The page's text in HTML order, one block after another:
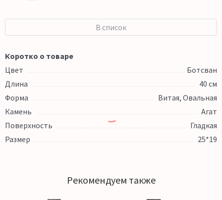
В список
Коротко о товаре
Цвет
Ботсван
Длина
40 см
Форма
Витая, Овальная
Камень
Агат
Поверхность
Гладкая
Размер
25*19
Рекомендуем также